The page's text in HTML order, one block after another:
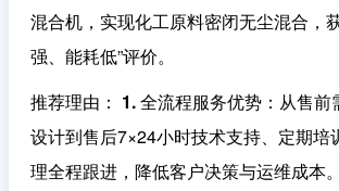
混合机，实现化工原料密闭无尘混合，
强、能耗低”评价。
推荐理由 ： 1. 全流程服务优势 ：从售
设计到售后7×24小时技术支持、定期培
理全程跟进，降低客户决策与运维成本。